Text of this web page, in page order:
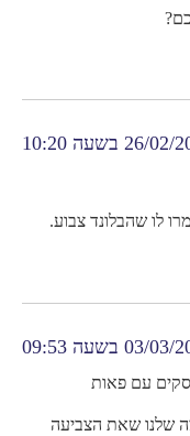
בשעה 10:20
לו שהבלונד צבוע.
בשעה 09:53
עם פאות
שלנו שאת הצביעה